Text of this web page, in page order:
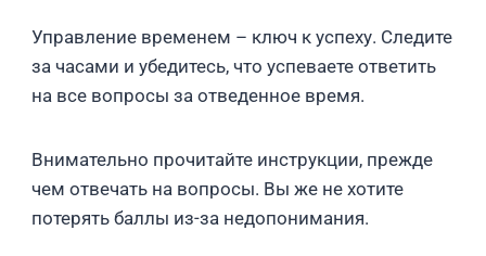
Управление временем – ключ к успеху. Следите
за часами и убедитесь, что успеваете ответить
на все вопросы за отведенное время.
Внимательно прочитайте инструкции, прежде
чем отвечать на вопросы. Вы же не хотите
потерять баллы из-за недопонимания.